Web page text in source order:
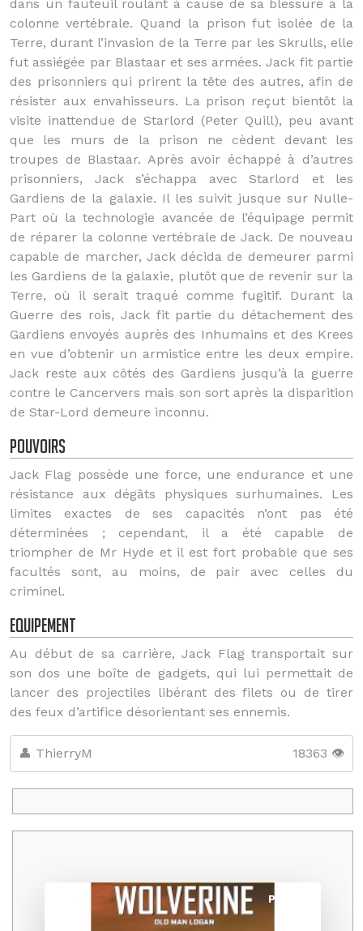
dans un fauteuil roulant à cause de sa blessure à la
colonne vertébrale. Quand la prison fut isolée de la
Terre, durant l’invasion de la Terre par les Skrulls, elle
fut assiégée par Blastaar et ses armées. Jack fit partie
des prisonniers qui prirent la tête des autres, afin de
résister aux envahisseurs. La prison reçut bientôt la
visite inattendue de Starlord (Peter Quill), peu avant
que les murs de la prison ne cèdent devant les
troupes de Blastaar. Après avoir échappé à d’autres
prisonniers, Jack s’échappa avec Starlord et les
Gardiens de la galaxie. Il les suivit jusque sur Nulle-
Part où la technologie avancée de l’équipage permit
de réparer la colonne vertébrale de Jack. De nouveau
capable de marcher, Jack décida de demeurer parmi
les Gardiens de la galaxie, plutôt que de revenir sur la
Terre, où il serait traqué comme fugitif. Durant la
Guerre des rois, Jack fit partie du détachement des
Gardiens envoyés auprès des Inhumains et des Krees
en vue d’obtenir un armistice entre les deux empire.
Jack reste aux côtés des Gardiens jusqu’à la guerre
contre le Cancervers mais son sort après la disparition
de Star-Lord demeure inconnu.
Pouvoirs
Jack Flag possède une force, une endurance et une
résistance aux dégâts physiques surhumaines. Les
limites exactes de ses capacités n’ont pas été
déterminées ; cependant, il a été capable de
triompher de Mr Hyde et il est fort probable que ses
facultés sont, au moins, de pair avec celles du
criminel.
Equipement
Au début de sa carrière, Jack Flag transportait sur
son dos une boîte de gadgets, qui lui permettait de
lancer des projectiles libérant des filets ou de tirer
des feux d’artifice désorientant ses ennemis.
👤 ThierryM 18363 👁️
Promo